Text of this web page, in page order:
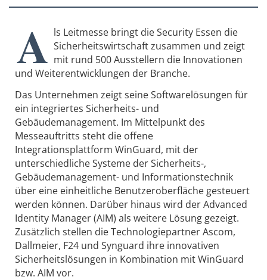
A ls Leitmesse bringt die Security Essen die
Sicherheitswirtschaft zusammen und zeigt
mit rund 500 Ausstellern die Innovationen
und Weiterentwicklungen der Branche.
Das Unternehmen zeigt seine Softwarelösungen für
ein integriertes Sicherheits- und
Gebäudemanagement. Im Mittelpunkt des
Messeauftritts steht die offene
Integrationsplattform WinGuard, mit der
unterschiedliche Systeme der Sicherheits-,
Gebäudemanagement- und Informationstechnik
über eine einheitliche Benutzeroberfläche gesteuert
werden können. Darüber hinaus wird der Advanced
Identity Manager (AIM) als weitere Lösung gezeigt.
Zusätzlich stellen die Technologiepartner Ascom,
Dallmeier, F24 und Synguard ihre innovativen
Sicherheitslösungen in Kombination mit WinGuard
bzw. AIM vor.